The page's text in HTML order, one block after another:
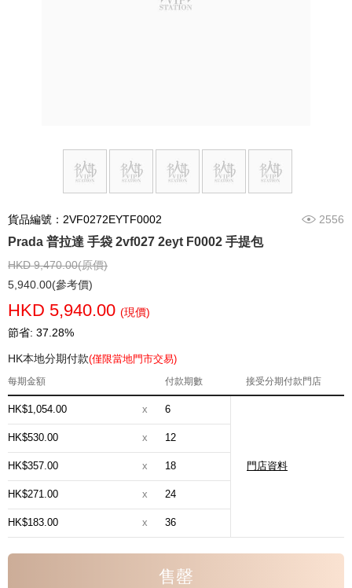
貨品編號：2VF0272EYTF0002 2556
Prada 普拉達 手袋 2vf027 2eyt F0002 手提包
HKD 9,470.00(原價)
5,940.00(參考價)
HKD 5,940.00 (現價)
節省: 37.28%
HK本地分期付款(僅限當地門市交易)
每期金額 付款期數 接受分期付款門店
HK$1,054.00 x 6
門店資料
HK$530.00 x 12
HK$357.00 x 18
HK$271.00 x 24
HK$183.00 x 36
售罄